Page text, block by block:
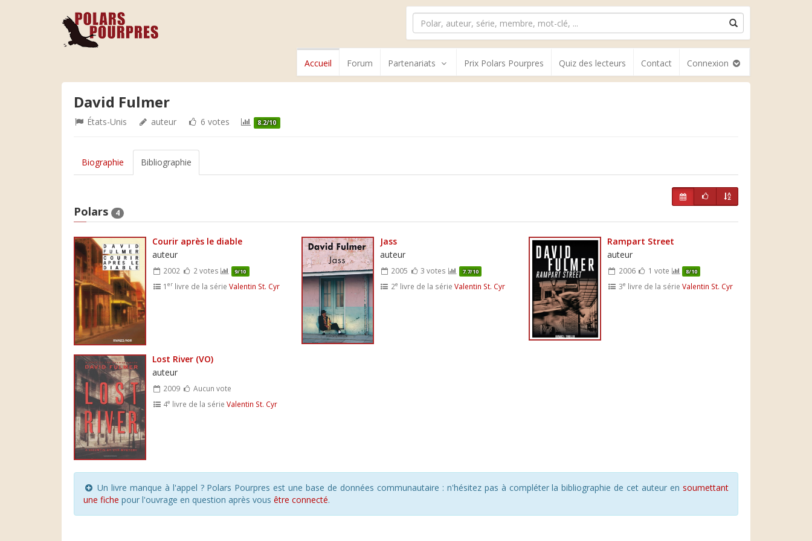
Accueil Forum Partenariats Prix Polars Pourpres Quiz des lecteurs Contact Connexion
David Fulmer
États-Unis auteur 6 votes 8.2/10
Biographie Bibliographie
Polars 4
Courir après le diable
auteur
2002 2 votes 9/10
1er livre de la sérieValentin St. Cyr
Jass
auteur
2005 3 votes 7.7/10
2e livre de la série Valentin St. Cyr
Rampart Street
auteur
2006 1 vote 8/10
3e livre de la série Valentin St. Cyr
Lost River (VO)
auteur
2009
Aucun vote
4e livre de la sérieValentin St. Cyr
Un livre manque à l'appel ? Polars Pourpres est une base de données communautaire : n'hésitez pas à compléter la bibliographie de cet auteur en soumettant
une fiche pour l'ouvrage en question après vous être connecté.